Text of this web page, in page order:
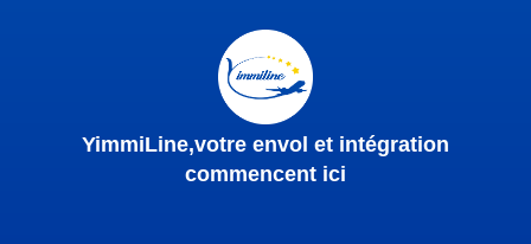
YimmiLine,votre envol et intégration
commencent ici